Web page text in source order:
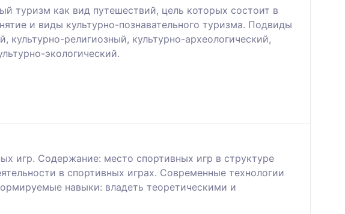
туризм как вид путешествий, цель которых состоит в
и виды культурно-познавательного туризма. Подвиды
культурно-религиозный, культурно-археологический,
экологический.
игр. Содержание: место спортивных игр в структуре
в спортивных играх. Современные технологии
навыки: владеть теоретическими и